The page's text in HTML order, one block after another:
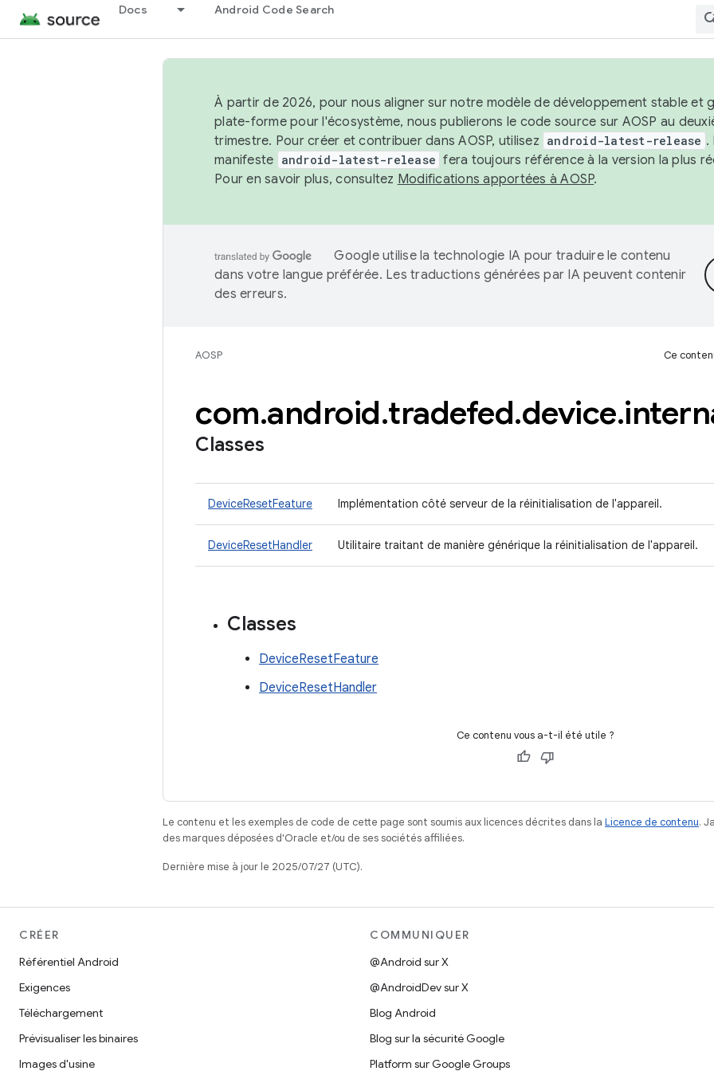
Docs Android Code Search
À partir de 2026, pour nous aligner sur notre modèle de développement stable et
plate-forme pour l'écosystème, nous publierons le code source sur AOSP au
trimestre. Pour créer et contribuer dans AOSP, utilisez android-latest-release .
manifeste android-latest-release fera toujours référence à la version la plus
Pour en savoir plus, consultez Modifications apportées à AOSP.
Google utilise la technologie IA pour traduire le contenu
dans votre langue préférée. Les traductions générées par IA peuvent contenir
des erreurs.
AOSP Ce
com.android.tradefed.device.
Classes
DeviceResetFeature Implémentation côté serveur de la réinitialisation de l'appareil.
DeviceResetHandler Utilitaire traitant de manière générique la réinitialisation de l'appareil.
Classes
DeviceResetFeature
DeviceResetHandler
Ce contenu vous a-t-il été utile ?
Le contenu et les exemples de code de cette page sont soumis aux licences décrites dans la Licence de contenu.
des marques déposées d'Oracle et/ou de ses sociétés affiliées.
Dernière mise à jour le 2025/07/27 (UTC).
CRÉER
Référentiel Android
Exigences
Téléchargement
Prévisualiser les binaires
Images d'usine
COMMUNIQUER
@Android sur X
@AndroidDev sur X
Blog Android
Blog sur la sécurité Google
Platform sur Google Groups